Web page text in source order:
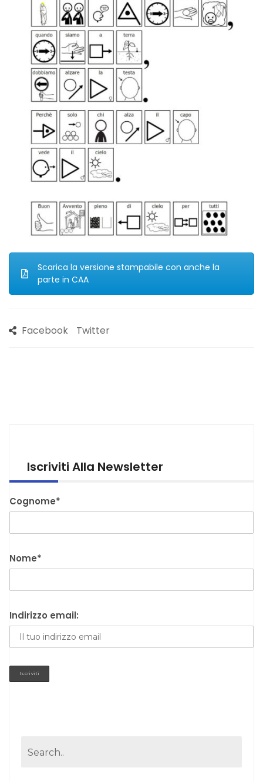
Scarica la versione stampabile con anche la
parte in CAA
Facebook Twitter
Iscriviti Alla Newsletter
Cognome*
Nome*
Indirizzo email: